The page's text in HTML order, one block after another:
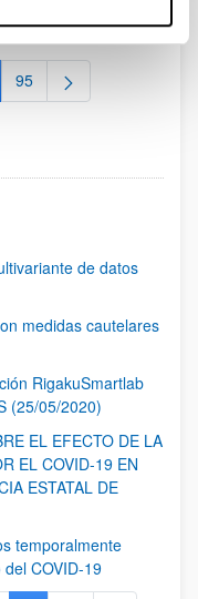
intermedias Use TAB
Página
95
de datos
medidas cautelares
RigakuSmartlab
(25/05/2020)
EL EFECTO DE LA
EL COVID-19 EN
ESTATAL DE
temporalmente
COVID-19